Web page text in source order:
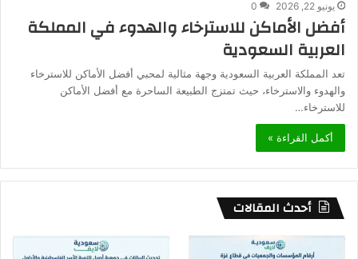
يونيو 22, 2026 0
أفضل الأماكن للاسترخاء والهدوء في المملكة
العربية السعودية
تعد المملكة العربية السعودية وجهة مثالية لمحبي أفضل الأماكن للاسترخاء
والهدوء والاسترخاء، حيث تمتزج الطبيعة الساحرة مع أفضل الأماكن
للاسترخاء…
أكمل القراءة »
أحدث المقالات